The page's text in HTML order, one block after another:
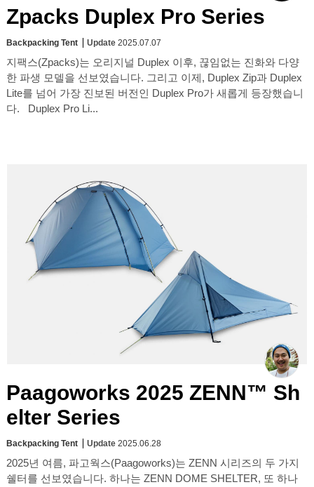
Zpacks Duplex Pro Series
Backpacking Tent Update 2025.07.07
지팩스(Zpacks)는 오리지널 Duplex 이후, 끊임없는 진화와 다양
한 파생 모델을 선보였습니다. 그리고 이제, Duplex Zip과 Duplex
Lite를 넘어 가장 진보된 버전인 Duplex Pro가 새롭게 등장했습니
다. Duplex Pro Li...
Paagoworks 2025 ZENN™ Sh
elter Series
Backpacking Tent Update 2025.06.28
2025년 여름, 파고웍스(Paagoworks)는 ZENN 시리즈의 두 가지
쉘터를 선보였습니다. 하나는 ZENN DOME SHELTER, 또 하나